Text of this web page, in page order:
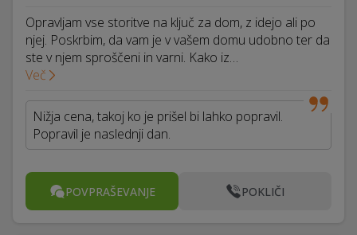
Opravljam vse storitve na ključ za dom, z idejo ali po
njej. Poskrbim, da vam je v vašem domu udobno ter da
ste v njem sproščeni in varni. Kako iz…
Več
Nižja cena, takoj ko je prišel bi lahko popravil.
Popravil je naslednji dan.
POVPRAŠEVANJE POKLIČI